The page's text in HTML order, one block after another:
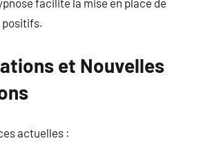
et Nouvelles
actuelles :